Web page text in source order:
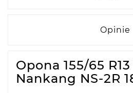
Opinie
Opona 155/65 R13
Nankang NS-2R